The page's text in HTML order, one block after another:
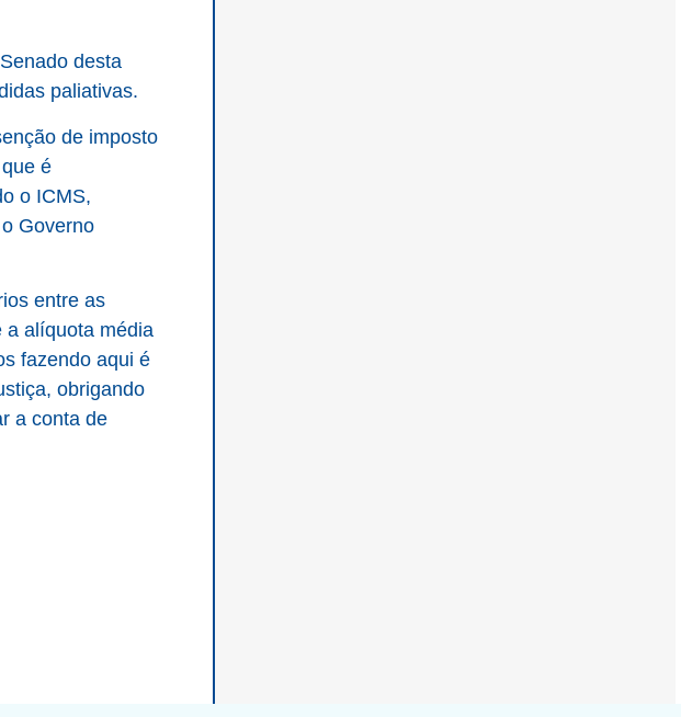
desta
paliativas.
de imposto
é
o ICMS,
Governo
entre as
a alíquota média
fazendo aqui é
obrigando
a conta de